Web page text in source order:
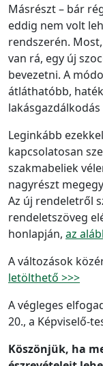
Másrészt – bár
eddig nem volt
rendszerén.
van rá, egy új
bevezetni. A
átláthatóbb,
Leginkább
kapcsolatosan
szakmabeliek
nagyrészt
Az új rendeletről
rendeletszöveg
honlapján, az
A változások
letölthető >>>
A végleges
20., a Képviselő-
Köszönjük, ha